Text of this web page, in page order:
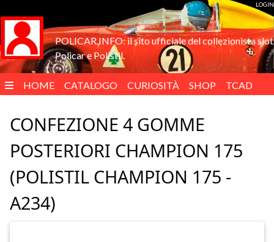
LOGIN
POLICAR.INFO: il sito ufficiale del collezionista slot
Policar e Polistil.
HOME CATALOGO CURIOSITÀ SHOP TCAD
CONFEZIONE 4 GOMME
POSTERIORI CHAMPION 175
(POLISTIL CHAMPION 175 -
A234)